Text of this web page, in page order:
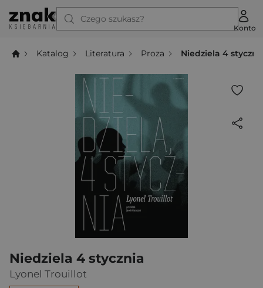
Czego szukasz?
Konto
Katalog Literatura Proza Niedziela 4
Niedziela 4 stycznia
Lyonel Trouillot